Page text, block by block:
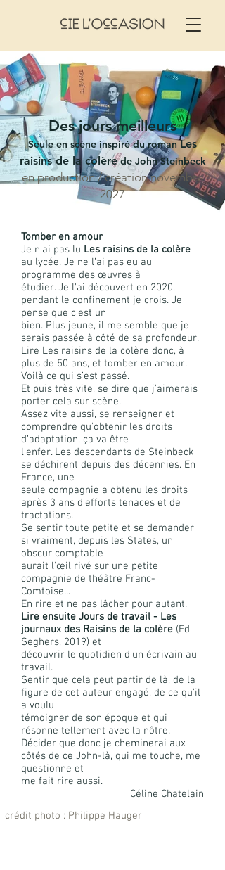
Des jours meilleurs
Seule en scène inspiré du romanLes
raisins de la colèrede John Steinbeck
en production / création novembre
2027
​Tomber en amour
Je n’ai pas lu Les raisins de la colère
au lycée. Je ne l’ai pas eu au
programme des œuvres à
étudier. Je l'ai découvert en 2020,
pendant le confinement je crois. Je
pense que c’est un
bien. Plus jeune, il me semble que je
serais passée à côté de sa profondeur.
Lire Les raisins de la colère donc, à
plus de 50 ans, et tomber en amour.
Voilà ce qui s’est passé.
Et puis très vite, se dire que j’aimerais
porter cela sur scène.
Assez vite aussi, se renseigner et
comprendre qu’obtenir les droits
d’adaptation, ça va être
l’enfer. Les descendants de Steinbeck
se déchirent depuis des décennies. En
France, une
seule compagnie a obtenu les droits
après 3 ans d’efforts tenaces et de
tractations.
Se sentir toute petite et se demander
si vraiment, depuis les States, un
obscur comptable
aurait l'œil rivé sur une petite
compagnie de théâtre Franc-
Comtoise...
En rire et ne pas lâcher pour autant.
Lire ensuite Jours de travail - Les
journaux des Raisins de la colère (Ed
Seghers, 2019) et
découvrir le quotidien d’un écrivain au
travail.
Sentir que cela peut partir de là, de la
figure de cet auteur engagé, de ce qu’il
a voulu
témoigner de son époque et qui
résonne tellement avec la nôtre.
Décider que donc je cheminerai aux
côtés de ce John-là, qui me touche, me
questionne et
me fait rire aussi.
Céline Chatelain
crédit photo : Philippe Hauger